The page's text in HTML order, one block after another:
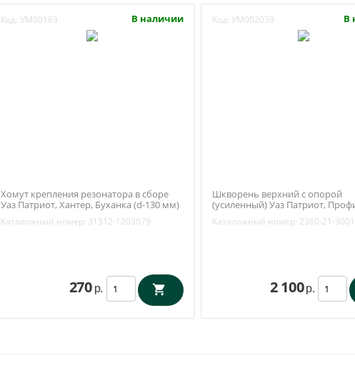
Код: УМ00183 В наличии
Хомут крепления резонатора в сборе
Уаз Патриот, Хантер, Буханка (d-130 мм)
31512-1203079
Каталожный номер: 31512-1203079
270 р.
Код: УМ002039 В
Шкворень верхний с опорой
(усиленный) Уаз Патриот,
/ Бийск) 2360-21-3001014-00
Каталожный номер: 2360-21-
2 100 р.